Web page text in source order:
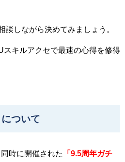
談しながら決めてみましょう。
スキルアクセで最速の心得を修得
について
時に開催された 「 9.5周年ガチ